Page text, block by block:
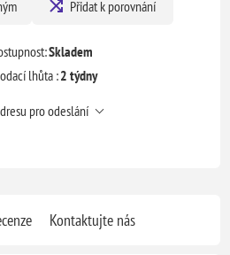
Přidat k porovnání
Skladem
lhůta :2 týdny
pro odeslání
Kontaktujte nás